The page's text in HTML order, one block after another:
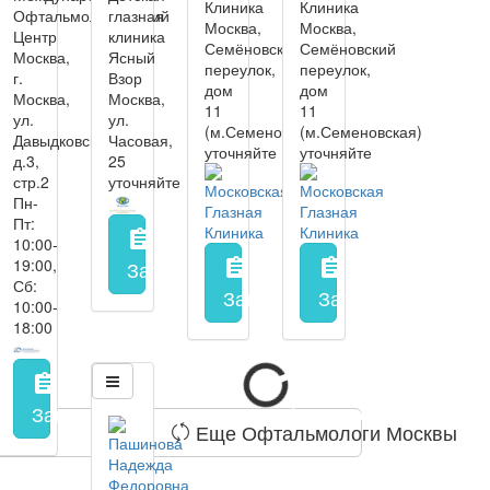
Офтальмологический
Центр
Москва,
г.
Москва,
ул.
Давыдковская,
д.3,
стр.2
Пн-
Пт:
10:00-
19:00,
Сб:
10:00-
18:00
assignment
Запись на приемзаполнить форму онлайн
глазная
клиника
Ясный
Взор
Москва,
ул.
Часовая,
25
уточняйте
assignment
Запись на прием заполнить форму
Клиника
Москва,
Семёновский
переулок,
дом
11
(м.Семеновская)
уточняйте
assignment
Запись на прием
Клиника
Москва,
Семёновский
переулок,
дом
11
(м.Семеновская)
уточняйте
assignment
Запись на прием
Еще Офтальмологи Москвы